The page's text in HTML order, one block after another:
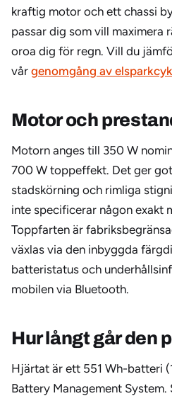
kraftig motor och ett chassi
passar dig som vill maximera
oroa dig för regn. Vill du
vår genomgång av
Motor och
Motorn anges till 350 W
700 W toppeffekt. Det ger
stadskörning och rimliga
inte specificerar någon exakt
Toppfarten är
växlas via den inbyggda
batteristatus och
mobilen via Bluetooth.
Hur långt går den
Hjärtat är ett 551 Wh-batteri
Battery Management